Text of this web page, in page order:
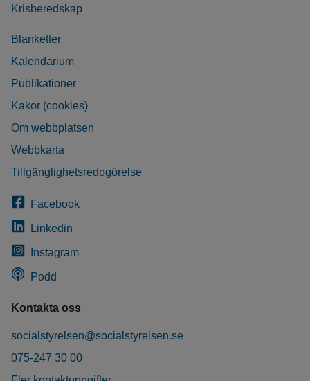
Krisberedskap
Blanketter
Kalendarium
Publikationer
Kakor (cookies)
Om webbplatsen
Webbkarta
Tillgänglighetsredogörelse
Facebook
Linkedin
Instagram
Podd
Kontakta oss
socialstyrelsen@socialstyrelsen.se
075-247 30 00